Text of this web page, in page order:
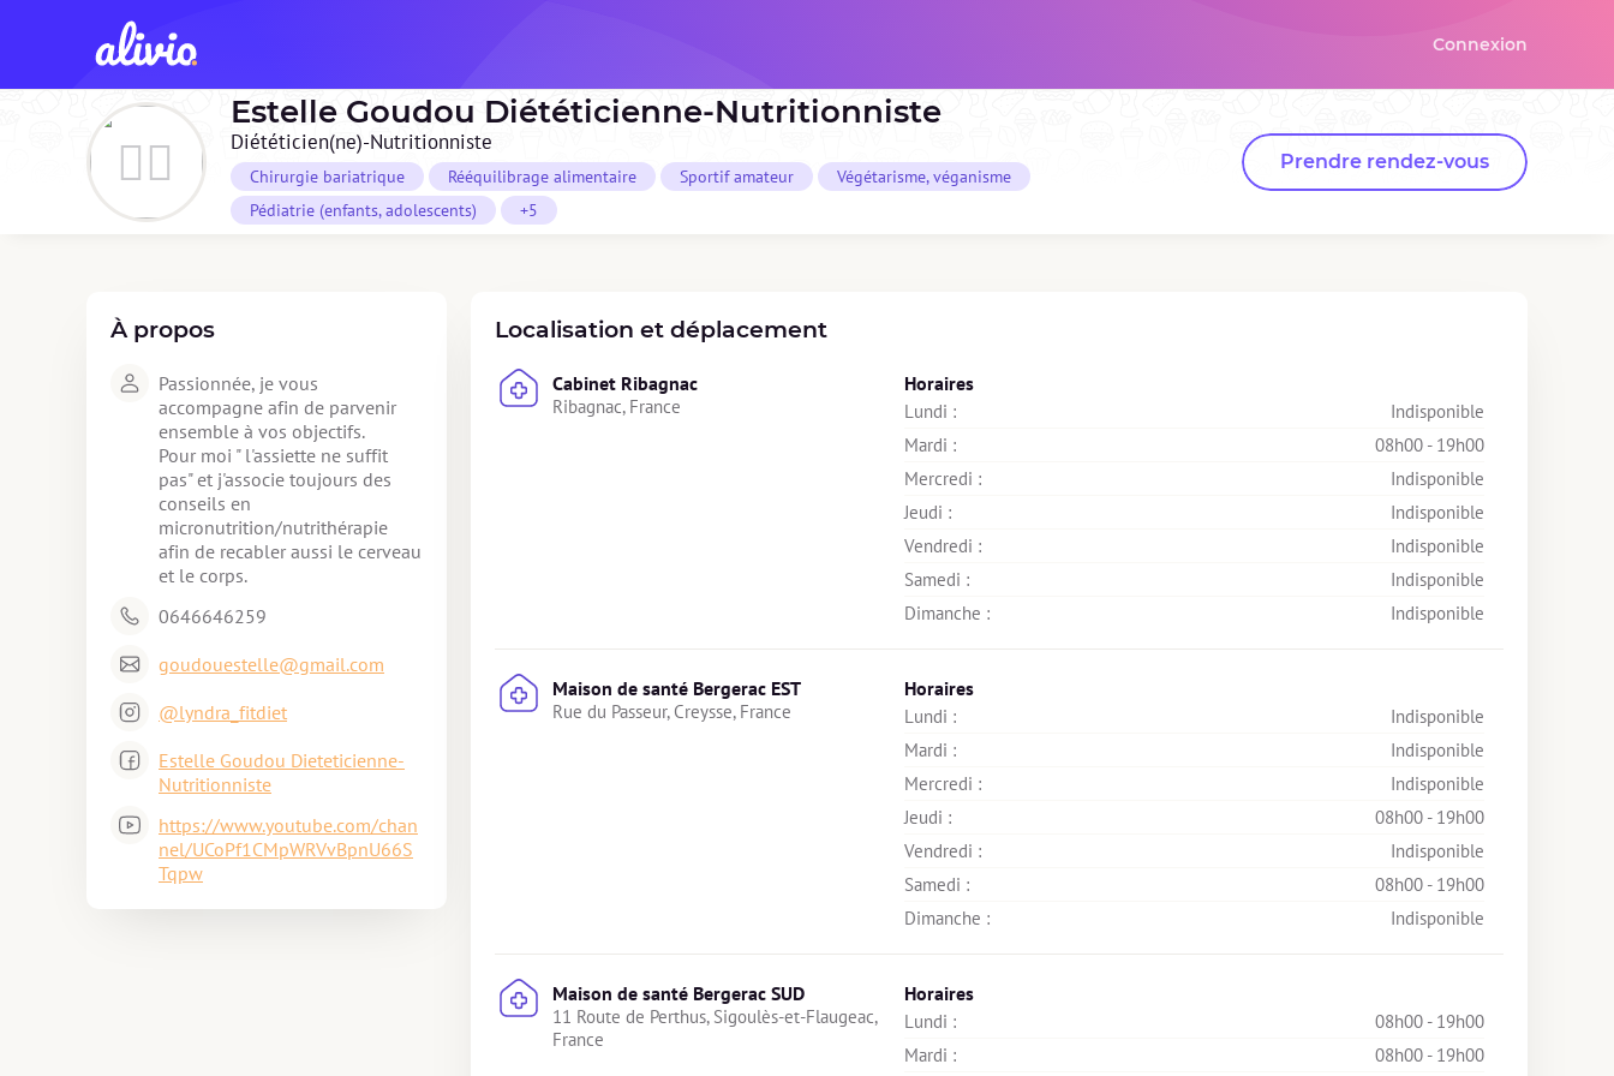
Connexion
Estelle Goudou Diététicienne-Nutritionniste
Diététicien(ne)-Nutritionniste
Chirurgie bariatrique Rééquilibrage alimentaire Sportif amateur
Végétarisme, véganisme
Pédiatrie (enfants, adolescents)
+5
Prendre rendez-vous
À propos
Passionnée, je vous
accompagne afin de parvenir
ensemble à vos objectifs.
Pour moi " l'assiette ne suffit
pas" et j'associe toujours des
conseils en
micronutrition/nutrithérapie
afin de recabler aussi le cerveau
et le corps.
0646646259
goudouestelle@gmail.com
@lyndra_fitdiet
Estelle Goudou Dieteticienne-
Nutritionniste
https://www.youtube.com/chan
nel/UCoPf1CMpWRVvBpnU66S
Tqpw
Localisation et déplacement
Cabinet Ribagnac
Ribagnac, France
Horaires
Lundi :
Indisponible
Mardi :
08h00 - 19h00
Mercredi :
Indisponible
Jeudi :
Indisponible
Vendredi :
Indisponible
Samedi :
Indisponible
Dimanche :
Indisponible
Maison de santé Bergerac EST
Rue du Passeur, Creysse, France
Horaires
Lundi :
Indisponible
Mardi :
Indisponible
Mercredi :
Indisponible
Jeudi :
08h00 - 19h00
Vendredi :
Indisponible
Samedi :
08h00 - 19h00
Dimanche :
Indisponible
Maison de santé Bergerac SUD
11 Route de Perthus, Sigoulès-et-Flaugeac,
France
Horaires
Lundi :
08h00 - 19h00
Mardi :
08h00 - 19h00